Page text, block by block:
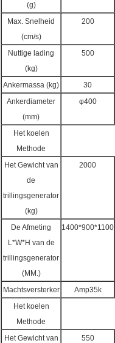
(g)
Max. Snelheid
(cm/s)
200
Nuttige lading
(kg)
500
Ankermassa (kg) 30
Ankerdiameter
(mm)
φ400
Het koelen
Methode
Het Gewicht van
de
trillingsgenerator
(kg)
2000
De Afmeting
L*W*H van de
trillingsgenerator
(MM.)
1400*900*1100
Machtsversterker Amp35k
Het koelen
Methode
Het Gewicht van 550